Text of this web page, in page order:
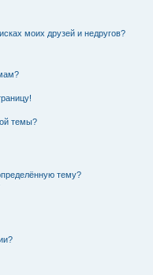
моих друзей и недругов?
темы?
тему?